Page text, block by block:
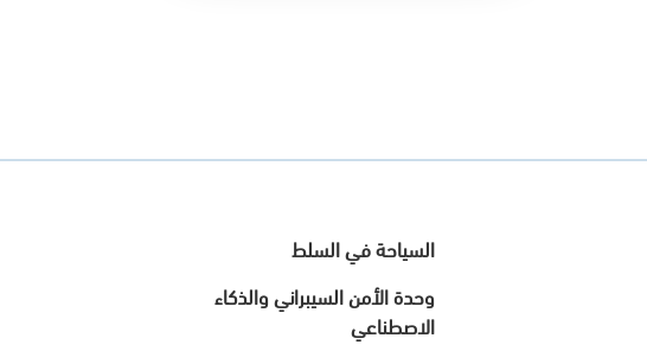
السياحة في السلط
وحدة الأمن السيبراني والذكاء
الاصطناعي